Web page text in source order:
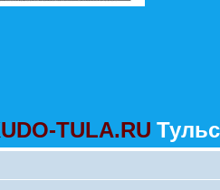
TULA.RU